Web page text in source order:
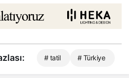
# tatil # Türkiye